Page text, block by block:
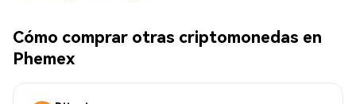
Cómo comprar otras criptomonedas en
Phemex